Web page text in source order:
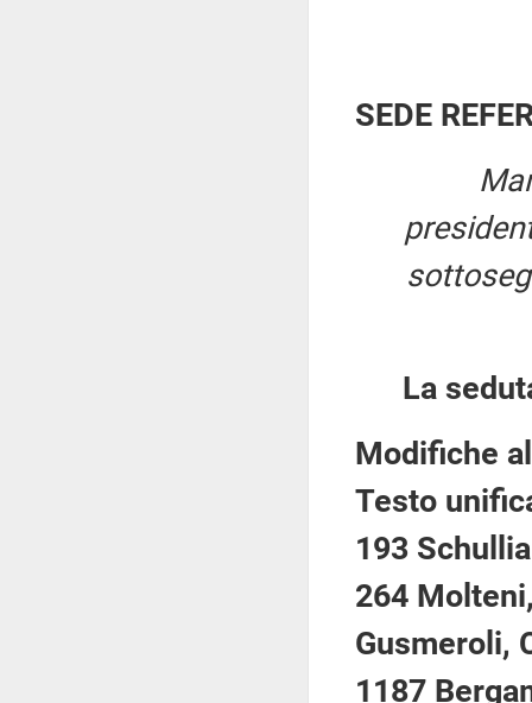
SEDE
La
Modifiche
Testo
193
264
Gusmeroli,
1187